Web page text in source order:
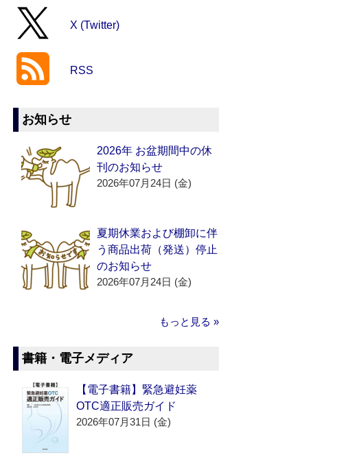
X (Twitter)
RSS
お知らせ
2026年 お盆期間中の休
刊のお知らせ
2026年07月24日 (金)
夏期休業および棚卸に伴
う商品出荷（発送）停止
のお知らせ
2026年07月24日 (金)
もっと見る »
書籍・電子メディア
【電子書籍】緊急避妊薬
OTC適正販売ガイド
2026年07月31日 (金)